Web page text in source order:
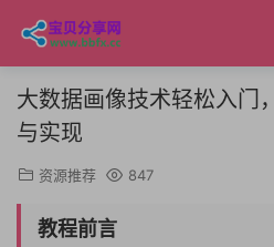
大数据画像技术轻松入门
与实现
资源推荐 847
教程前言